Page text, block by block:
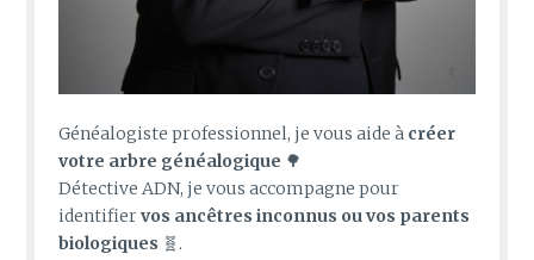
Généalogiste professionnel, je vous aide à créer
votre arbre généalogique 🌳
Détective ADN, je vous accompagne pour
identifiervos ancêtres inconnus ou vos parents
biologiques 🧬.